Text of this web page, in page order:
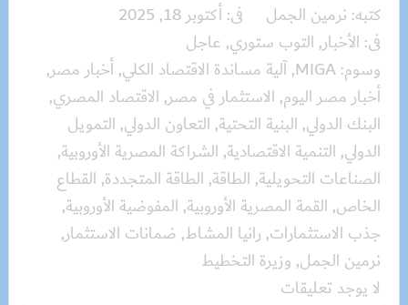
كتبه: نرمين الجمل فى:أكتوبر 18, 2025
فى: الأخبار, التوب ستوري, عاجل
وسوم:MIGA
,آلية مساندة الاقتصاد الكلي,أخبار مصر,
أخبار مصر اليوم, الاستثمار في مصر, الاقتصاد المصري,
البنك الدولي, البنية التحتية, التعاون الدولي, التمويل
الدولي, التنمية الاقتصادية, الشراكة المصرية الأوروبية,
الصناعات التحويلية, الطاقة, الطاقة المتجددة, القطاع
الخاص, القمة المصرية الأوروبية, المفوضية الأوروبية,
جذب الاستثمارات, رانيا المشاط, ضمانات الاستثمار,
نرمين الجمل, وزيرة التخطيط
لا يوجد تعليقات